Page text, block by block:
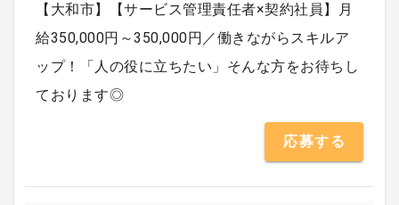
【大和市】【サービス管理責任者×契約社員】月
給350,000円～350,000円／働きながらスキルア
ップ！「人の役に立ちたい」そんな方をお待ちし
ております◎
応募する